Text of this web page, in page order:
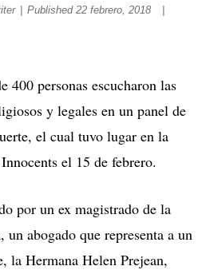
Published 22 febrero, 2018
personas escucharon las
y legales en un panel de
el cual tuvo lugar en la
el 15 de febrero.
por un ex magistrado de la
abogado que representa a un
la Hermana Helen Prejean,